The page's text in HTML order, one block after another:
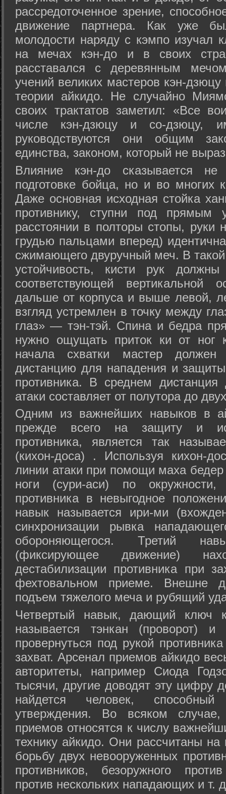
рассредоточенное зрение,
движение партнера. Как уже
молодости наряду с кэмпо изучал
на мечах кэн-до и в своих
расставался с деревянным
учений великих мастеров кэн-
теории айкидо. Не случайно
своих трактатов заметил: «Все
числе кэн-дзюцу и со-дзюцу,
руководствуются они общим
единства, законом, который не
Влияние кэн-до сказывается не
подготовке бойца, но и во многих
Даже основная исходная стойка
противнику, ступни под прямым
расстоянии в полторы стопы, руки
грудью пальцами вперед)
сжимающего двуручный меч. В
устойчивость, кисти рук
соответствующей
дальше от корпуса и выше левой,
взгляд устремлен в точку между
глаз» — тэн-тэй. Спина и бедра
нужно ощущать приток ки от
начала схватки мастер должен
дистанцию для нападения и
противника. В среднем
атаки составляет от полутора до
Одним из важнейших навыков в
прежде всего на защиту и
противника, является так
(кихон-доса) . Используя кихон-
линии атаки при помощи маха
ноги (сури-аси) по
противника в невыгодное
навык называется ири-ми
синхронизации рывка
обороняющегося. Третий
(фиксирующее движение)
дестабилизации противника при
фехтовальном приеме. Внешне
подъем тяжелого меча и рубящий
Четвертый навык, дающий ключ
называется тэнкан (проворот)
провернуться под рукой
захват. Арсенал приемов айкидо
авторитеты, например Сиода
тысячи, другие доводят эту цифру
найдется человек,
утверждения. Во всяком
приемов относятся к числу
технику айкидо. Они рассчитаны
борьбу двух невооруженных
противников, безоружного
против нескольких нападающих и т.